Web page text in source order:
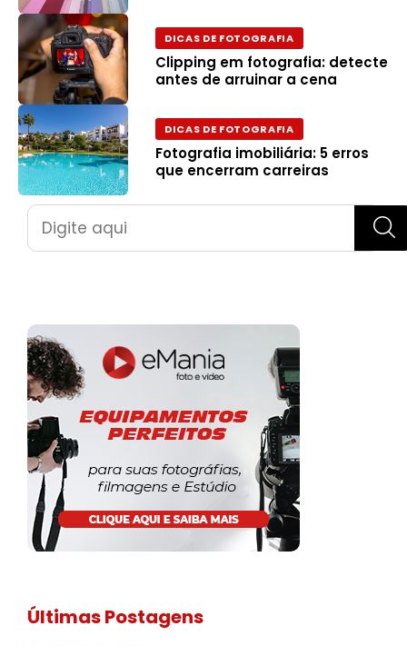
DICAS DE FOTOGRAFIA
Clipping em fotografia: detecte
antes de arruinar a cena
DICAS DE FOTOGRAFIA
Fotografia imobiliária: 5 erros
que encerram carreiras
Pesquisar
Últimas Postagens